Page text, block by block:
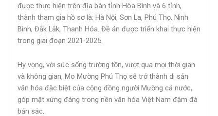
được thực hiện trên địa bàn tỉnh Hòa Bình và 6 tỉnh,
thành tham gia hồ sơ là: Hà Nội, Sơn La, Phú Thọ, Ninh
Bình, Đắk Lắk, Thanh Hóa. Đề án được triển khai thực hiện
trong giai đoạn 2021-2025.
Hy vọng, với sức sống trường tồn, vượt qua mọi thời gian
và không gian, Mo Mường Phú Thọ sẽ trở thành di sản
văn hóa đặc biệt của cộng đồng người Mường cả nước,
góp mặt xứng đáng trong nền văn hóa Việt Nam đậm đà
bản sắc.